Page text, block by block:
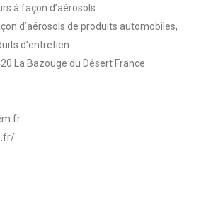
à façon d’aérosols
d’aérosols de produits automobiles,
d’entretien
La Bazouge du Désert France